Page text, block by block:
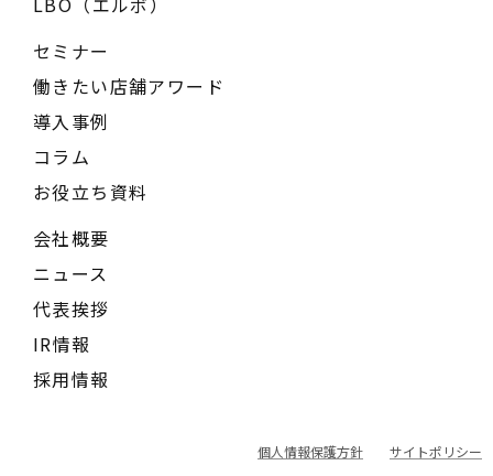
セミナー
働きたい店舗アワード
導入事例
コラム
お役立ち資料
会社概要
ニュース
代表挨拶
IR情報
採用情報
個人情報保護方針 サイトポリシー